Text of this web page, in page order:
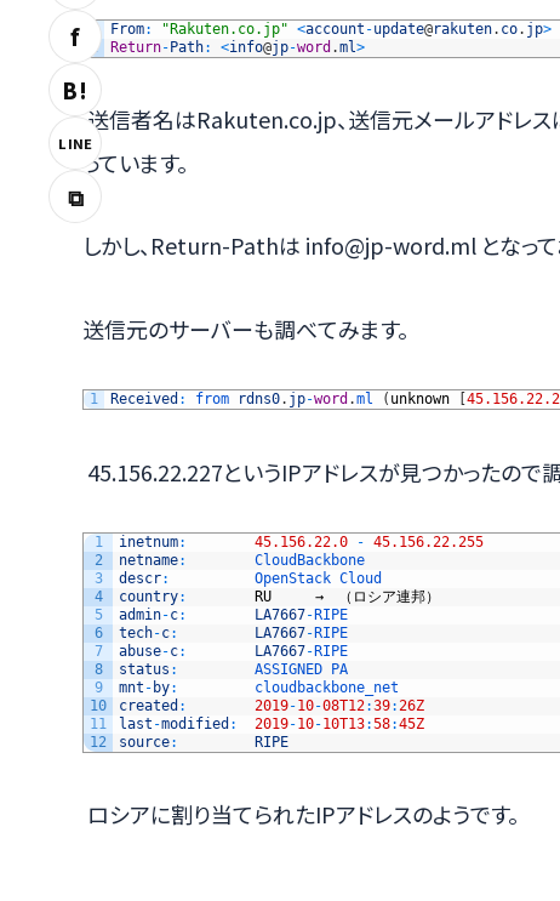
f
B!
LINE
⧉
1
2
From: "Rakuten.co.jp" <account -update@rakuten. co. jp>
Return-Path: <info@jp-word .ml>
送信者名はRakuten.co.jp、送信元メールアド
っています。
しかし、Return-Pathは info@jp-word.ml となって
送信元のサーバーも調べてみます。
1 Received : from rdns0. jp-word .ml ( unknown
45.156.22.227というIPアドレスが見つかったので
1
2
3
4
5
6
7
8
9
10
11
12
inetnum: 45.156.22.0 - 45.156.22.255
netname:
CloudBackbone
descr: OpenStack Cloud
country: RU →　（ロシア連邦）
admin-c: LA7667- RIPE
tech-c: LA7667- RIPE
abuse-c: LA7667- RIPE
status : ASSIGNED
PA
mnt - by:
cloudbackbone_net
created : 2019-10-08T12:39:26Z
last -modified : 2019-10-10T13:58:45Z
source: RIPE
ロシアに割り当てられたIPアドレスのようです。